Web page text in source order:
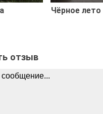
Чёрное лето
отзыв